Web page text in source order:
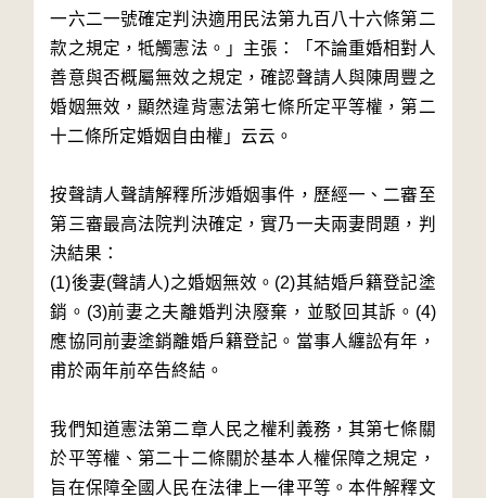
一六二一號確定判決適用民法第九百八十六條第二
款之規定，牴觸憲法。」主張：「不論重婚相對人
善意與否概屬無效之規定，確認聲請人與陳周豐之
婚姻無效，顯然違背憲法第七條所定平等權，第二
十二條所定婚姻自由權」云云。
按聲請人聲請解釋所涉婚姻事件，歷經一、二審至
第三審最高法院判決確定，實乃一夫兩妻問題，判
決結果：
(1)後妻(聲請人)之婚姻無效。(2)其結婚戶籍登記塗
銷。(3)前妻之夫離婚判決廢棄，並駁回其訴。(4)
應協同前妻塗銷離婚戶籍登記。當事人纏訟有年，
甫於兩年前卒告終結。
我們知道憲法第二章人民之權利義務，其第七條關
於平等權、第二十二條關於基本人權保障之規定，
旨在保障全國人民在法律上一律平等。本件解釋文